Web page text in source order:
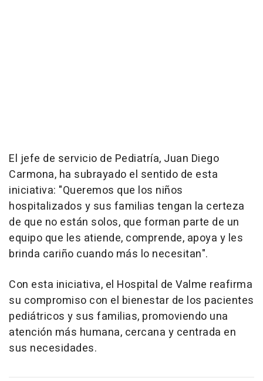
El jefe de servicio de Pediatría, Juan Diego
Carmona, ha subrayado el sentido de esta
iniciativa: "Queremos que los niños
hospitalizados y sus familias tengan la certeza
de que no están solos, que forman parte de un
equipo que les atiende, comprende, apoya y les
brinda cariño cuando más lo necesitan".
Con esta iniciativa, el Hospital de Valme reafirma
su compromiso con el bienestar de los pacientes
pediátricos y sus familias, promoviendo una
atención más humana, cercana y centrada en
sus necesidades.